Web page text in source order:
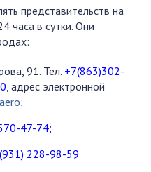
представительств на
часа в сутки. Они
91. Тел. +7(863)302-
, адрес электронной
;
47-74;
228-98-59